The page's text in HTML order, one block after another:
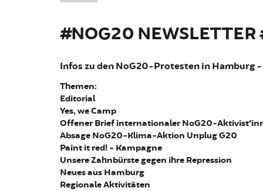
#NOG20
Infos zu den NoG20-Protesten in Hamburg
Themen:
Editorial
Yes, we Camp
Offener Brief internationaler NoG20-
Absage NoG20-Klima-Aktion Unplug G20
Paint it red! - Kampagne
Unsere Zahnbürste gegen ihre Repression
Neues aus Hamburg
Regionale Aktivitäten